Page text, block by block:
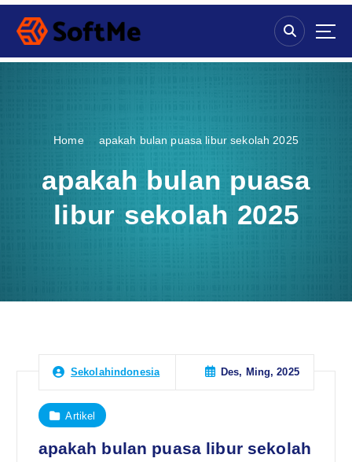
S
p
Home apakah bulan puasa libur sekolah 2025
apakah bulan puasa
libur sekolah 2025
Sekolahindonesia Des, Ming, 2025
Artikel
apakah bulan puasa libur sekolah